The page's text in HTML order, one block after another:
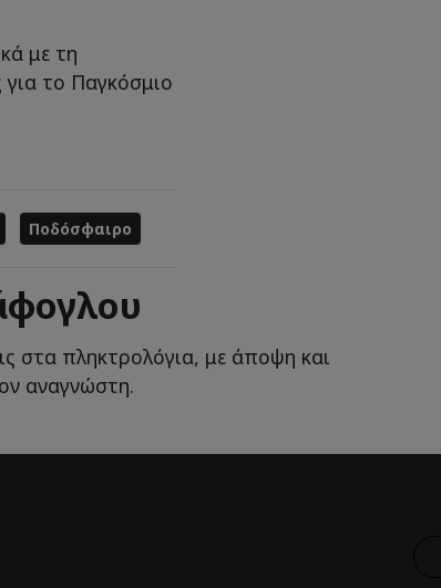
με τη
το Παγκόσμιο
Ποδόσφαιρο
στα πληκτρολόγια, με άποψη και
αναγνώστη.